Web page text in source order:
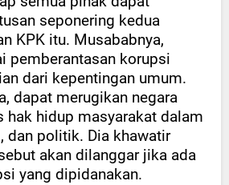
seponering kedua
KPK itu. Musababnya,
pemberantasan korupsi
dari kepentingan umum.
dapat merugikan negara
hak hidup masyarakat dalam
dan politik. Dia khawatir
akan dilanggar jika ada
yang dipidanakan.